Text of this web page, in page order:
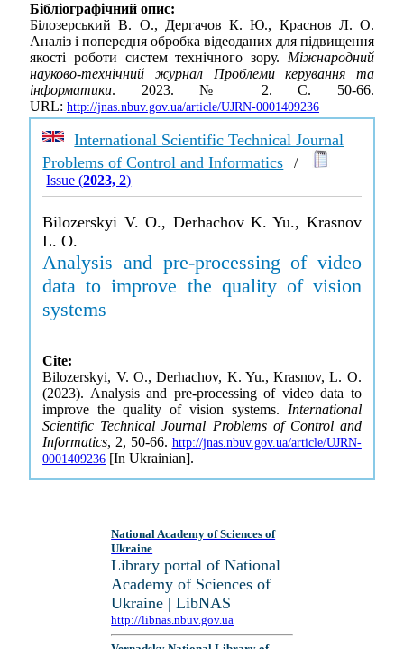
Бібліографічний опис:
Білозерський В. О., Дергачов К. Ю., Краснов Л. О.
Аналіз і попередня обробка відеоданих для підвищення
якості роботи систем технічного зору. Міжнародний
науково-технічний журнал Проблеми керування та
інформатики. 2023. № 2. С. 50-66.
URL: http://jnas.nbuv.gov.ua/article/UJRN-0001409236
International Scientific Technical Journal
Problems of Control and Informatics /
Issue (2023, 2)
Bilozerskyi V. O., Derhachov K. Yu., Krasnov
L. O.
Analysis and pre-processing of video
data to improve the quality of vision
systems
Cite:
Bilozerskyi, V. O., Derhachov, K. Yu., Krasnov, L. O.
(2023). Analysis and pre-processing of video data to
improve the quality of vision systems. International
Scientific Technical Journal Problems of Control and
Informatics, 2, 50-66. http://jnas.nbuv.gov.ua/article/UJRN-
0001409236 [In Ukrainian].
National Academy of Sciences of
Ukraine
Library portal of National
Academy of Sciences of
Ukraine | LibNAS
http://libnas.nbuv.gov.ua